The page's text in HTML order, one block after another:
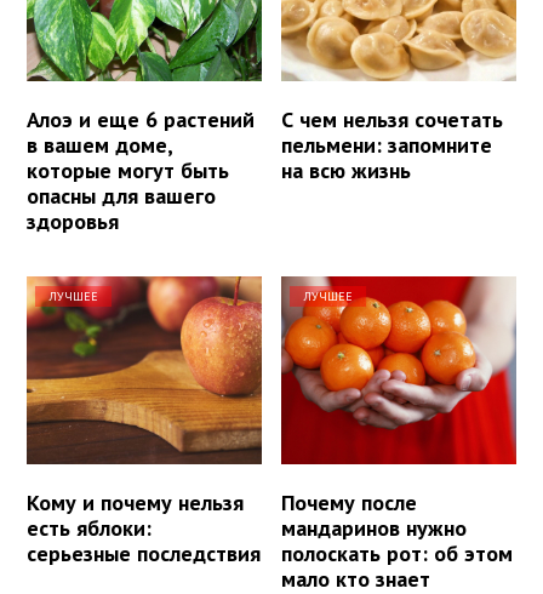
Алоэ и еще 6 растений
в вашем доме,
которые могут быть
опасны для вашего
здоровья
С чем нельзя сочетать
пельмени: запомните
на всю жизнь
ЛУЧШЕЕ
Кому и почему нельзя
есть яблоки:
серьезные последствия
ЛУЧШЕЕ
Почему после
мандаринов нужно
полоскать рот: об этом
мало кто знает